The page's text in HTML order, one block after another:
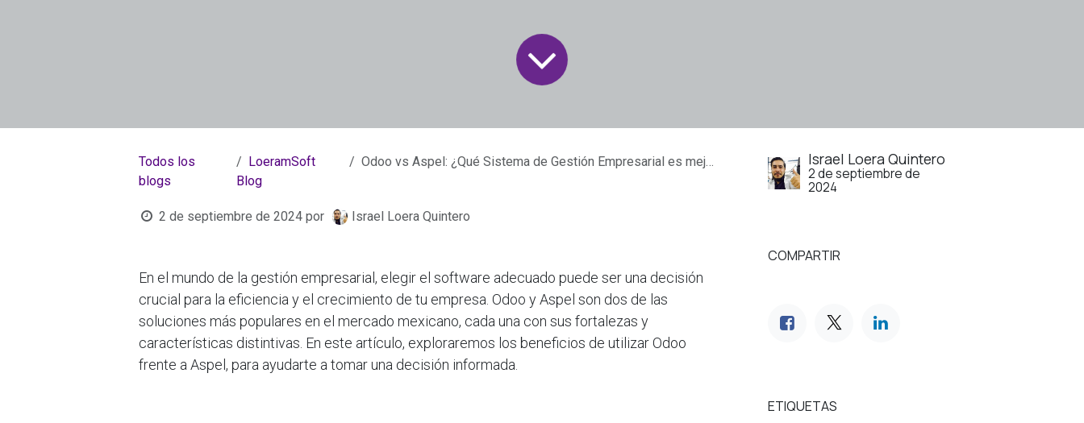
Todos los
blogs
LoeramSoft
Blog
Odoo vs Aspel: ¿Qué Sistema de Gestión Empresarial es mejor?
2 de septiembre de 2024 por Israel Loera Quintero
En el mundo de la gestión empresarial, elegir el software adecuado puede ser una decisión
crucial para la eficiencia y el crecimiento de tu empresa. Odoo y Aspel son dos de las
soluciones más populares en el mercado mexicano, cada una con sus fortalezas y
características distintivas. En este artículo, exploraremos los beneficios de utilizar Odoo
frente a Aspel, para ayudarte a tomar una decisión informada.
Israel Loera Quintero
2 de septiembre de
2024
COMPARTIR
ETIQUETAS